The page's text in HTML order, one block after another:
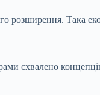
розширення. Така
схвалено